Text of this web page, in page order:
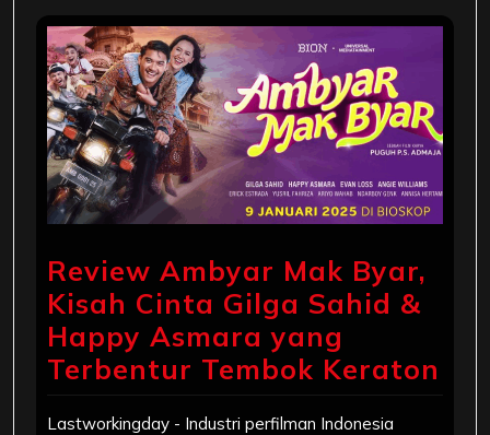
Review Ambyar Mak Byar,
Kisah Cinta Gilga Sahid &
Happy Asmara yang
Terbentur Tembok Keraton
Lastworkingday - Industri perfilman Indonesia